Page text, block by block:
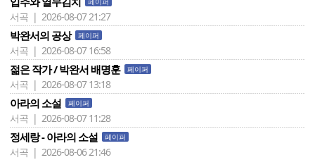
서곡 | 2026-08-07 21:27
박완서의 공상 페이퍼
서곡 | 2026-08-07 16:58
젊은 작가 / 박완서 배명훈 페이퍼
서곡 | 2026-08-07 13:18
아라의 소설 페이퍼
서곡 | 2026-08-07 11:28
정세랑 - 아라의 소설 페이퍼
서곡 | 2026-08-06 21:46